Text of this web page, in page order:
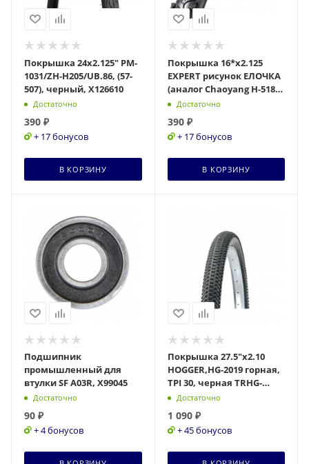
Покрышка 24х2.125" PM-
1031/ZH-H205/UB.86, (57-
507), черный, Х126610
Достаточно
390 ₽
+ 17 бонусов
В КОРЗИНУ
Покрышка 16*х2.125
EXPERT рисунок ЕЛОЧКА
(аналог Chaoyang Н-518),
черная, с добавлением
Достаточно
390₽
+ 17 бонусов
В КОРЗИНУ
Подшипник
промышленный для
втулки SF A03R, Х99045
Достаточно
90 ₽
+ 4 бонусов
Покрышка 27.5"x2.10
HOGGER,HG-2019 горная,
TPI 30, черная TRHG-
W2019
Достаточно
1 090₽
+ 45 бонусов